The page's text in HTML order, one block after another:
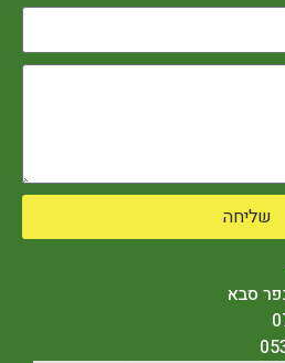
שליחה